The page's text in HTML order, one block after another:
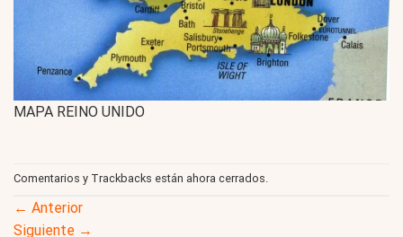
MAPA REINO UNIDO
Comentarios y Trackbacks están ahora cerrados.
← Anterior
Siguiente →